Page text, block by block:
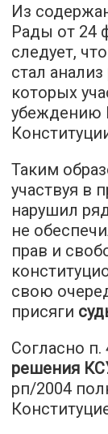
Из
Рады от 24
следует,
стал анализ
которых
убеждению
Таким
участвуя в
нарушил
не
прав и
свою
присяги
Согласно
решения
рп/2004